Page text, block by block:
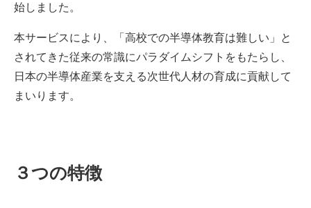
始しました。
本サービスにより、「高校での半導体教育は難しい」と
されてきた従来の常識にパラダイムシフトをもたらし、
日本の半導体産業を支える次世代人材の育成に貢献して
まいります。
３つの特徴